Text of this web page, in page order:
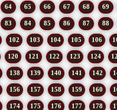
64 65 66 67 68 69
83 84 85 86 87 88
102 103 104 105 106
120 121 122 123 124
138 139 140 141 142
156 157 158 159 160
174 175 176 177 178